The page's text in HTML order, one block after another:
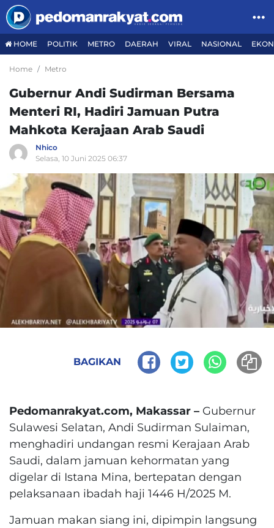
HOME POLITIK METRO DAERAH VIRAL NASIONAL
Home Metro
Gubernur Andi Sudirman Bersama
Menteri RI, Hadiri Jamuan Putra
Mahkota Kerajaan Arab Saudi
Nhico
Selasa, 10 Juni 2025 06:37
BAGIKAN
Pedomanrakyat.com, Makassar – Gubernur
Sulawesi Selatan, Andi Sudirman Sulaiman,
menghadiri undangan resmi Kerajaan Arab
Saudi, dalam jamuan kehormatan yang
digelar di Istana Mina, bertepatan dengan
pelaksanaan ibadah haji 1446 H/2025 M.
Jamuan makan siang ini, dipimpin langsung